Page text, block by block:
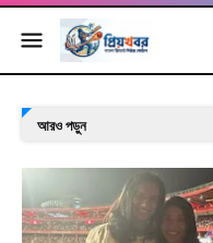
আরও পড়ুন